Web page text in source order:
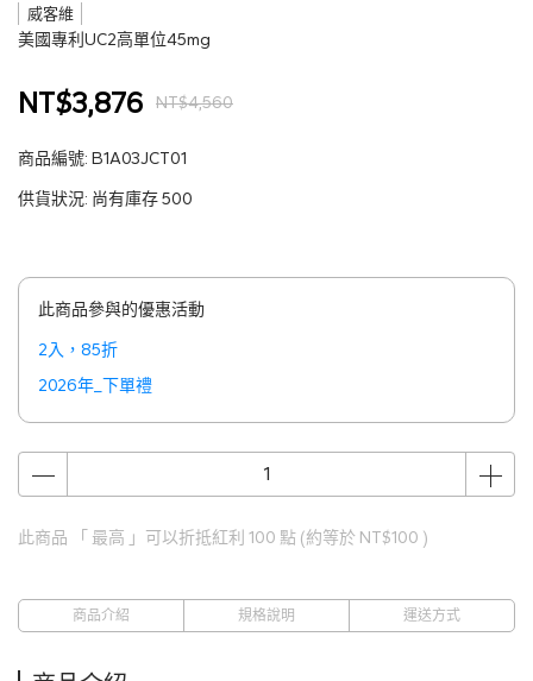
威客維
美國專利UC2高單位45mg
NT$3,876 NT$4,560
商品編號: B1A03JCT01
供貨狀況: 尚有庫存 500
此商品參與的優惠活動
2入，85折
2026年_下單禮
此商品 「 最高 」可以折抵紅利 100 點 (約等於 NT$100 )
商品介紹 規格說明 運送方式